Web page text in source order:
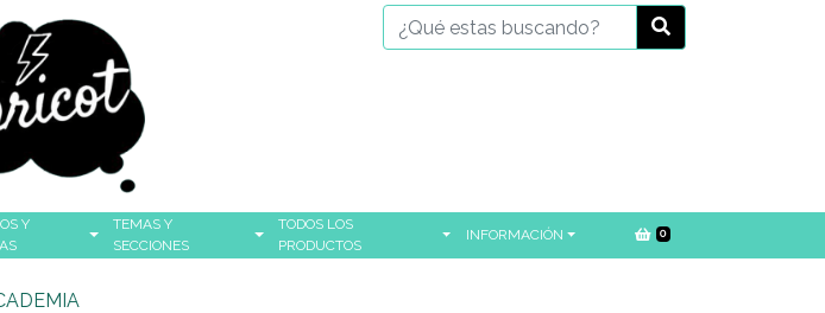
Y
TEMAS Y
SECCIONES
TODOS LOS
PRODUCTOS
INFORMACIÓN 0